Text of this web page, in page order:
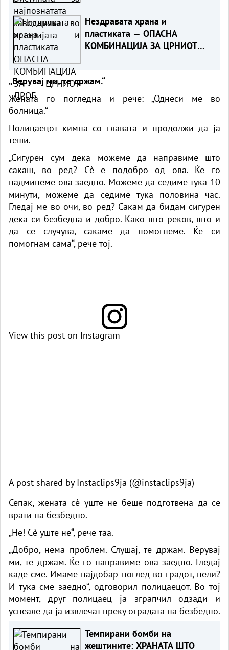
Нездравата храна и
пластиката — ОПАСНА
КОМБИНАЦИЈА ЗА ЦРНИОТ
„Верувај ми, те држам.“
Жената го погледна и рече: „Однеси ме во
болница.“
Полицаецот кимна со главата и продолжи да ја
теши.
„Сигурен сум дека можеме да направиме што
сакаш, во ред? Сè е подобро од ова. Ќе го
надминеме ова заедно. Можеме да седиме тука 10
минути, можеме да седиме тука половина час.
Гледај ме во очи, во ред? Сакам да бидам сигурен
дека си безбедна и добро. Како што реков, што и
да се случува, сакаме да помогнеме. Ќе си
помогнам сама“, рече тој.
View this post on Instagram
A post shared by Instaclips9ja (@instaclips9ja)
Сепак, жената сè уште не беше подготвена да се
врати на безбедно.
„Не! Сè уште не“, рече таа.
„Добро, нема проблем. Слушај, те држам. Верувај
ми, те држам. Ќе го направиме ова заедно. Гледај
каде сме. Имаме најдобар поглед во градот, нели?
И тука сме заедно“, одговорил полицаецот. Во тој
момент, друг полицаец ја зграпчил одзади и
успеале да ја извлечат преку оградата на безбедно.
Темпирани бомби на
жештините: ХРАНАТА ШТО